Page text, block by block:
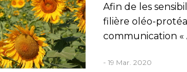
Afin de les
filière oléo-
communication «
- 19 Mar. 2020